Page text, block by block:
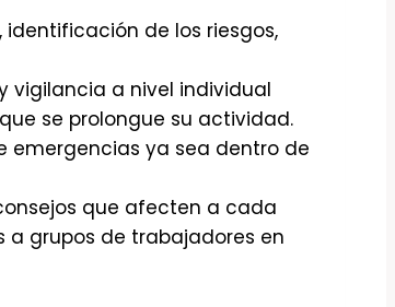
de los riesgos,
vigilancia a nivel individual
se prolongue su actividad.
emergencias ya sea dentro de
que afecten a cada
grupos de trabajadores en